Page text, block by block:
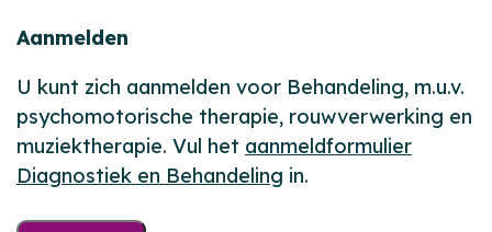
Aanmelden
U kunt zich aanmelden voor Behandeling, m.u.v.
psychomotorische therapie, rouwverwerking en
muziektherapie. Vul het aanmeldformulier
Diagnostiek en Behandeling in.